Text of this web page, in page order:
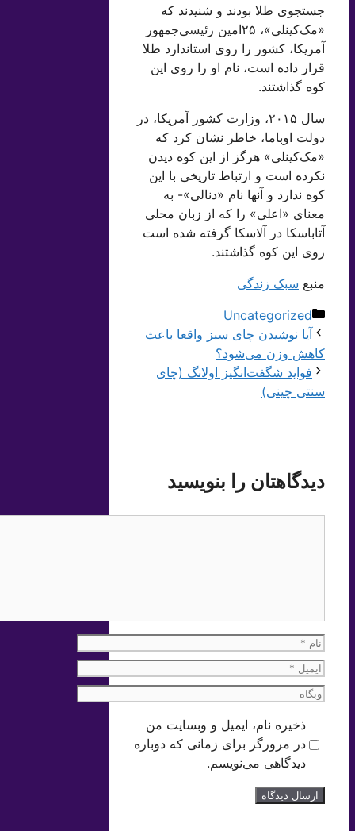
جستجوی طلا بودند و شنیدند که
«مک‌کینلی»، ۲۵‌امین رئیسی‌جمهور
آمریکا، کشور را روی استاندارد طلا
قرار داده است، نام او را روی این
کوه گذاشتند.
سال ۲۰۱۵، وزارت کشور آمریکا، در
دولت اوباما، خاطر نشان کرد که
«مک‌کینلی» هرگز از این کوه دیدن
نکرده است و ارتباط تاریخی با این
کوه ندارد و آنها نام «دنالی»- به
معنای «اعلی» را که از زبان محلی
آتاباسکا در آلاسکا گرفته شده است
روی این کوه گذاشتند.
منبعسبک زندگی
دسته‌ها
Uncategorized
آیا نوشیدن چای سبز واقعا باعث
کاهش وزن می‌شود؟
فواید شگفت‌انگیز اولانگ (چای
سنتی چینی)
دیدگاهتان را بنویسید
نام
ایمیل
وبگاه
ذخیره نام، ایمیل و وبسایت من
در مرورگر برای زمانی که دوباره
دیدگاهی می‌نویسم.